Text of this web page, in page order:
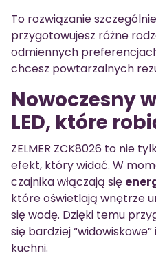
To rozwiązanie
przygotowujesz różne
odmiennych
chcesz powtarzalnych
Nowoczesny
LED, które
ZELMER ZCK8026 to nie
efekt, który widać. W
czajnika włączają się
które oświetlają wnętrze
się wodę. Dzięki temu
się bardziej
kuchni.